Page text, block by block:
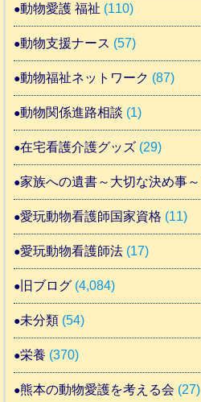
動物愛護 福祉 (110)
動物支援ナース (57)
動物福祉ネットワーク (87)
動物関係進路相談 (1)
在宅看護介護グッズ (29)
家族への遺書～大切な決め事～
愛玩動物看護師国家資格 (11)
愛玩動物看護師法 (17)
旧ブログ (4,084)
未分類 (54)
栄養 (370)
熊本の動物愛護を考える会 (27)